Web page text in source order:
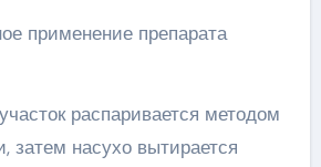
применение препарата
распаривается методом
затем насухо вытирается